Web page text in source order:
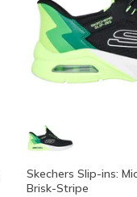
Skechers Slip-ins:
Brisk-Stripe